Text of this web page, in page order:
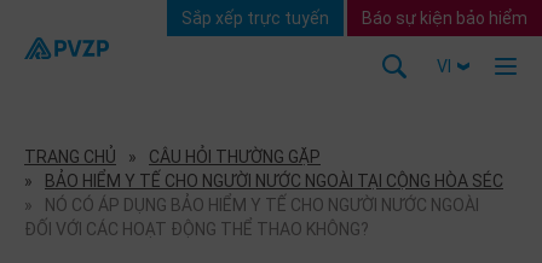
VI
Sắp xếp trực tuyến Báo sự kiện bảo hiểm
TRANG CHỦ
CÂU HỎI THƯỜNG GẶP
BẢO HIỂM Y TẾ CHO NGƯỜI NƯỚC NGOÀI TẠI CỘNG HÒA SÉC
NÓ CÓ ÁP DỤNG BẢO HIỂM Y TẾ CHO NGƯỜI NƯỚC NGOÀI
ĐỐI VỚI CÁC HOẠT ĐỘNG THỂ THAO KHÔNG?